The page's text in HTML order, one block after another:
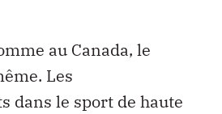
au Canada, le
Les
dans le sport de haute